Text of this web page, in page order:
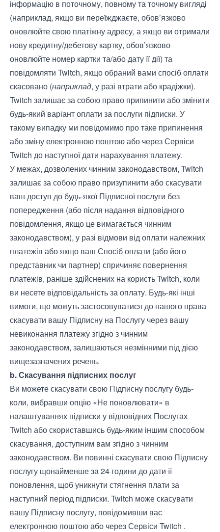
інформацію в поточному, повному та точному вигляді
(наприклад, якщо ви переїжджаєте, обов’язково
оновлюйте свою платіжну адресу, а якщо ви отримали
нову кредитну/дебетову картку, обов’язково
оновлюйте номер картки та/або дату її дії) та
повідомляти Twitch, якщо обраний вами спосіб оплати
скасовано (наприклад, у разі втрати або крадіжки).
Twitch залишає за собою право припинити або змінити
будь-який варіант оплати за послуги підписки. У
такому випадку ми повідомимо про таке припинення
або зміну електронною поштою або через Сервіси
Twitch до наступної дати нарахування платежу.
У межах, дозволених чинним законодавством, Twitch
залишає за собою право призупинити або скасувати
ваш доступ до будь-якої Підписної послуги без
попередження (або після надання відповідного
повідомлення, якщо це вимагається чинним
законодавством), у разі відмови від оплати належних
платежів або якщо ваш Спосіб оплати (або його
представник чи партнер) спричиняє повернення
платежів, раніше здійснених на користь Twitch, коли
ви несете відповідальність за оплату. Будь-які інші
вимоги, що можуть застосовуватися до нашого права
скасувати вашу Підписну на Послугу через вашу
невиконання платежу згідно з чинним
законодавством, залишаються незмінними під дією
вищезазначених речень.
b. Скасування підписних послуг
Ви можете скасувати свою Підписну послугу будь-
коли, вибравши опцію «Не поновлювати» в
налаштуваннях підписки у відповідних Послугах
Twitch або скориставшись будь-яким іншим способом
скасування, доступним вам згідно з чинним
законодавством. Ви повинні скасувати свою Підписну
послугу щонайменше за 24 години до дати її
поновлення, щоб уникнути стягнення плати за
наступний період підписки. Twitch може скасувати
вашу Підписну послугу, повідомивши вас
електронною поштою або через Сервіси Twitch .